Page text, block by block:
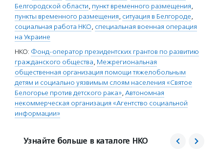
Белгородской области, пункт временного размещения,
пункты временного размещения, ситуация в Белгороде,
социальная работа НКО, специальная военная операция
на Украине
НКО: Фонд-оператор президентских грантов по развитию
гражданского общества, Межрегиональная
общественная организация помощи тяжелобольным
детям и социально уязвимым слоям населения «Святое
Белогорье против детского рака», Автономная
некоммерческая организация «Агентство социальной
информации»
Узнайте больше в каталоге НКО